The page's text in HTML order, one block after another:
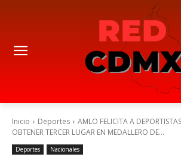
Inicio Deportes
AMLO FELICITA A
OBTENER TERCER LUGAR EN MEDALLERO DE...
Deportes Nacionales